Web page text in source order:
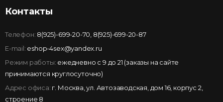
Контакты
Телефон: 8(925)-699-20-70 8(925)-699-20-87
E-mail: eshop-4sex@yandex.ru
Режим работы: ежедневно с 9 до 21 (заказы на сайте
принимаются круглосуточно)
Адрес офиса: г. Москва, ул. Автозаводская, дом 16, корпус 2,
строение 8